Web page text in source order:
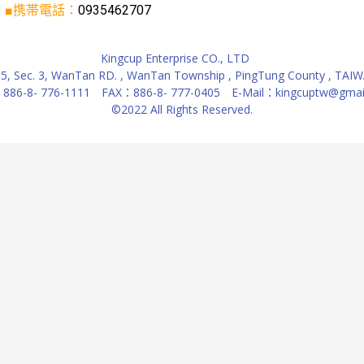
■携帯電話： 0935462707
Kingcup Enterprise CO., LTD
Sec. 3, WanTan RD. , WanTan Township , PingTung County ,
886-8- 776-1111 FAX：886-8- 777-0405 E-Mail：
©2022 All Rights Reserved.